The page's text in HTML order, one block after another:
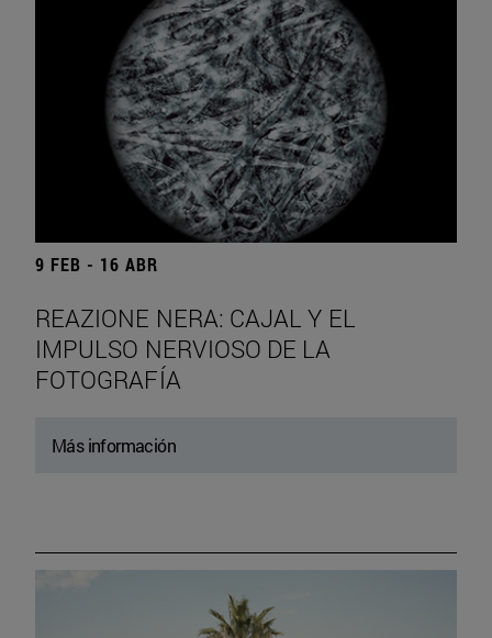
9 FEB - 16 ABR
REAZIONE NERA: CAJAL Y EL
IMPULSO NERVIOSO DE LA
FOTOGRAFÍA
Más información